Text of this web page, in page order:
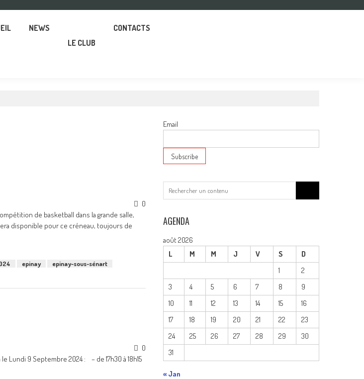
NEWS
LE CLUB
CONTACTS
0
de basketball dans la grande salle,
disponible pour ce créneau, toujours de
epinay
epinay-sous-sénart
0
Lundi 9 Septembre 2024 : – de 17h30 à 18h15
Email
for:
AGENDA
août 2026
L
M M J V S
D
1
2
3
4 5 6 7 8
9
10
11 12 13 14 15
16
17
18 19 20 21 22
23
24
25 26 27 28 29
30
31
« Jan